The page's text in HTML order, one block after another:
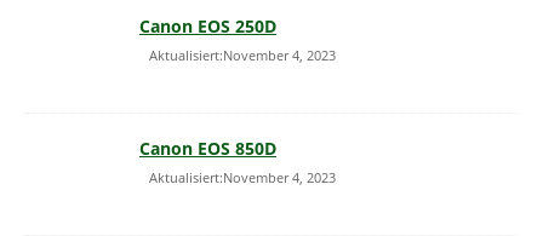
Canon EOS 250D
Aktualisiert:November 4, 2023
Canon EOS 850D
Aktualisiert:November 4, 2023